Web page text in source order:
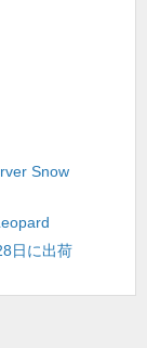
Snow
日に出荷